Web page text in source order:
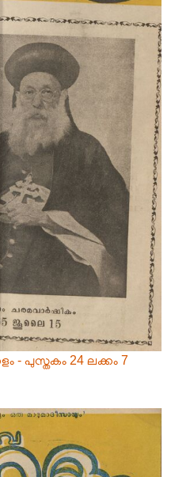
- പുസ്തകം 24 ലക്കം 7